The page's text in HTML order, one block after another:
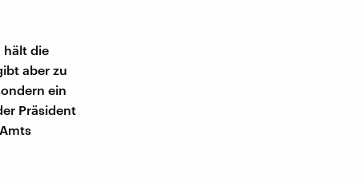
hält die
aber zu
ein
Präsident